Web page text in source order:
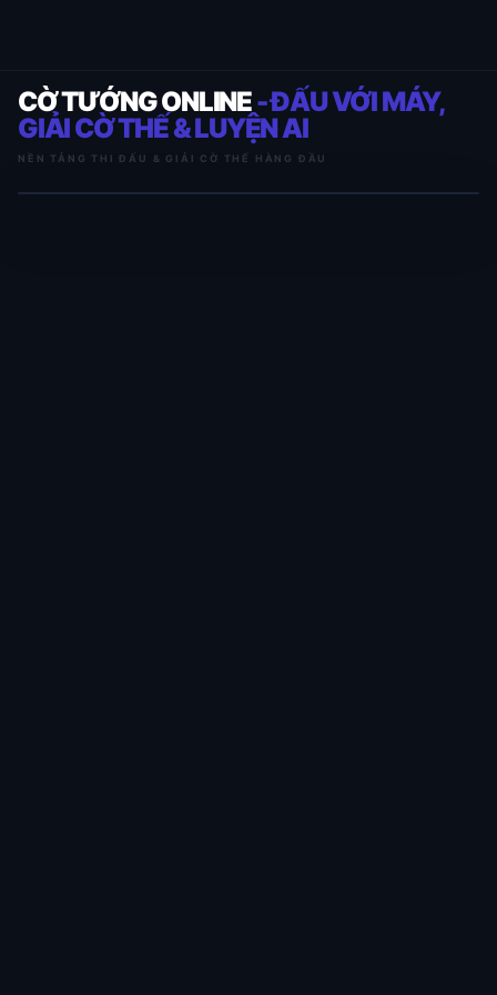
CỜ TƯỚNG ONLINE- ĐẤU VỚI MÁY,
GIẢI CỜ THẾ & LUYỆN AI
NỀN TẢNG THI ĐẤU & GIẢI CỜ THẾ HÀNG ĐẦU